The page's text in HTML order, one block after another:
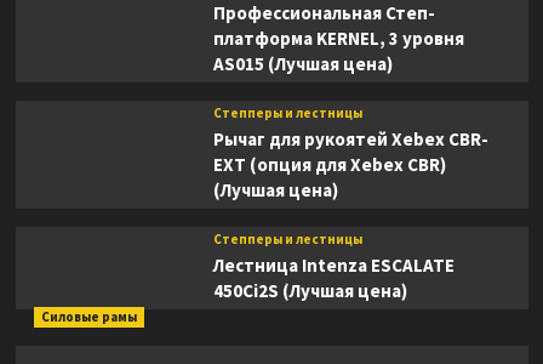
Профессиональная Степ-
платформа KERNEL, 3 уровня
AS015 (Лучшая цена)
Степперы и лестницы
Рычаг для рукоятей Xebex CBR-
EXT (опция для Xebex CBR)
(Лучшая цена)
Степперы и лестницы
Лестница Intenza ESCALATE
450Ci2S (Лучшая цена)
Силовые рамы